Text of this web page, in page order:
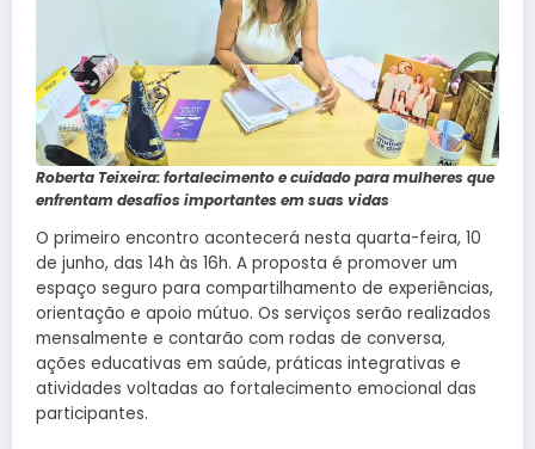
Roberta Teixeira: fortalecimento e cuidado para mulheres que
enfrentam desafios importantes em suas vidas
O primeiro encontro acontecerá nesta quarta-feira, 10
de junho, das 14h às 16h. A proposta é promover um
espaço seguro para compartilhamento de experiências,
orientação e apoio mútuo. Os serviços serão realizados
mensalmente e contarão com rodas de conversa,
ações educativas em saúde, práticas integrativas e
atividades voltadas ao fortalecimento emocional das
participantes.